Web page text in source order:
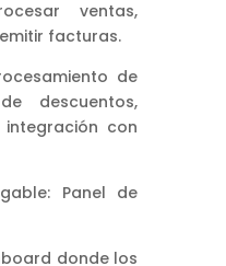
ventas,
facturas.
de
descuentos,
con
Panel de
donde los